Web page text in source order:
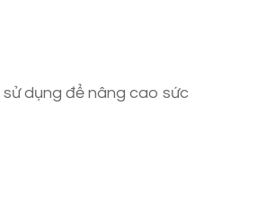
sử dụng để nâng cao sức